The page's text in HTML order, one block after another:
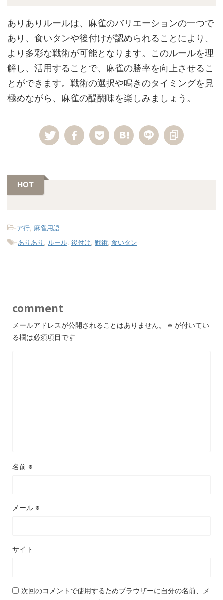
ありありルールは、麻雀のバリエーションの一つで
あり、食いタンや後付けが認められることにより、
より多彩な戦術が可能となります。このルールを理
解し、活用することで、麻雀の勝率を向上させるこ
とができます。戦術の選択や鳴きのタイミングを見
極めながら、麻雀の醍醐味を楽しみましょう。
HOT
-ア行 麻雀用語
-ありあり ルール 後付け 戦術 食いタン
comment
メールアドレスが公開されることはありません。 ※ が付いてい
る欄は必須項目です
名前 ※
メール ※
サイト
次回のコメントで使用するためブラウザーに自分の名前、メ